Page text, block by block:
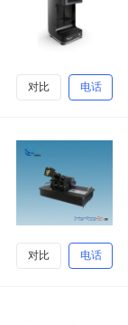
对比 电话
对比 电话